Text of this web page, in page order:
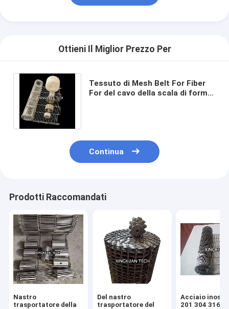
Ottieni Il Miglior Prezzo Per
Tessuto di Mesh Belt For Fiber
For del cavo della scala di forma
Continua
Prodotti Raccomandati
Nastro
trasportatore della
Del nastro
trasportatore del
Acciaio
201 304 316